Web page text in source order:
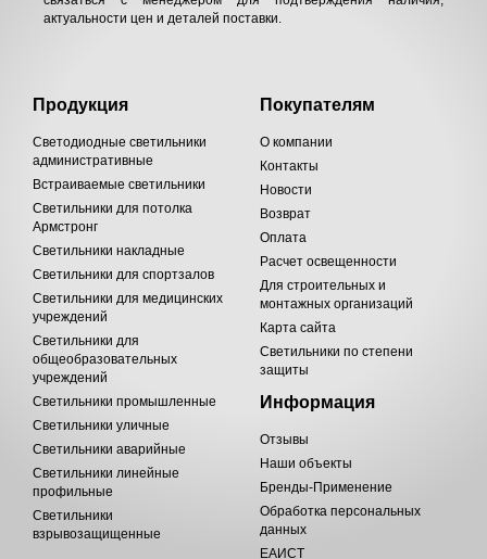
актуальности цен и деталей поставки.
Продукция
Светодиодные светильники
административные
Встраиваемые светильники
Светильники для потолка
Армстронг
Светильники накладные
Светильники для спортзалов
Светильники для медицинских
учреждений
Светильники для
общеобразовательных
учреждений
Светильники промышленные
Светильники уличные
Светильники аварийные
Светильники линейные
профильные
Светильники
взрывозащищенные
Покупателям
О компании
Контакты
Новости
Возврат
Оплата
Расчет освещенности
Для строительных и
монтажных организаций
Карта сайта
Светильники по степени
защиты
Информация
Отзывы
Наши объекты
Бренды-Применение
Обработка персональных
данных
ЕАИСТ